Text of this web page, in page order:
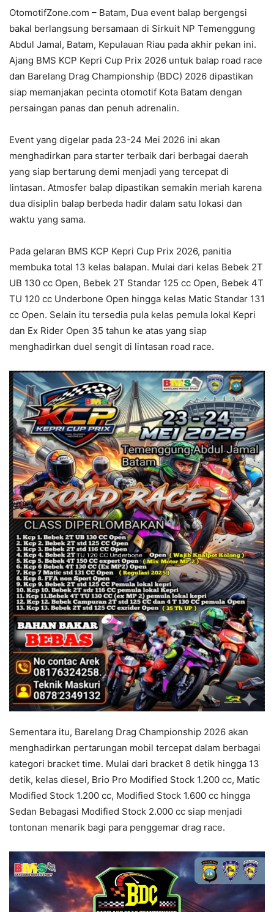
OtomotifZone.com – Batam, Dua event balap bergengsi
bakal berlangsung bersamaan di Sirkuit NP Temenggung
Abdul Jamal, Batam, Kepulauan Riau pada akhir pekan ini.
Ajang BMS KCP Kepri Cup Prix 2026 untuk balap road race
dan Barelang Drag Championship (BDC) 2026 dipastikan
siap memanjakan pecinta otomotif Kota Batam dengan
persaingan panas dan penuh adrenalin.
Event yang digelar pada 23-24 Mei 2026 ini akan
menghadirkan para starter terbaik dari berbagai daerah
yang siap bertarung demi menjadi yang tercepat di
lintasan. Atmosfer balap dipastikan semakin meriah karena
dua disiplin balap berbeda hadir dalam satu lokasi dan
waktu yang sama.
Pada gelaran BMS KCP Kepri Cup Prix 2026, panitia
membuka total 13 kelas balapan. Mulai dari kelas Bebek 2T
UB 130 cc Open, Bebek 2T Standar 125 cc Open, Bebek 4T
TU 120 cc Underbone Open hingga kelas Matic Standar 131
cc Open. Selain itu tersedia pula kelas pemula lokal Kepri
dan Ex Rider Open 35 tahun ke atas yang siap
menghadirkan duel sengit di lintasan road race.
Sementara itu, Barelang Drag Championship 2026 akan
menghadirkan pertarungan mobil tercepat dalam berbagai
kategori bracket time. Mulai dari bracket 8 detik hingga 13
detik, kelas diesel, Brio Pro Modified Stock 1.200 cc, Matic
Modified Stock 1.200 cc, Modified Stock 1.600 cc hingga
Sedan Bebagasi Modified Stock 2.000 cc siap menjadi
tontonan menarik bagi para penggemar drag race.